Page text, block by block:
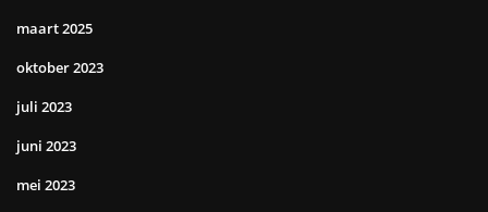
maart 2025
oktober 2023
juli 2023
juni 2023
mei 2023